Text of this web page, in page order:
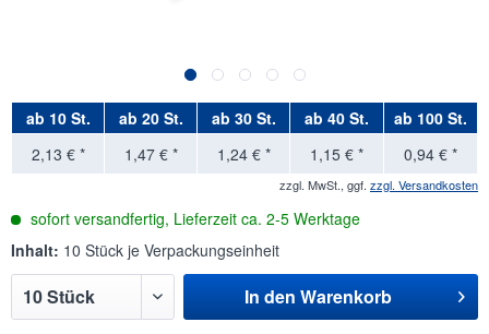
ab 10 St. ab 20 St. ab 30 St. ab 40 St. ab 100 St.
2,13 € *
1,47 € * 1,24 € * 1,15 € * 0,94 € *
zzgl. MwSt., ggf. zzgl. Versandkosten
sofort versandfertig, Lieferzeit ca. 2-5 Werktage
Inhalt: 10 Stück je Verpackungseinheit
In den Warenkorb